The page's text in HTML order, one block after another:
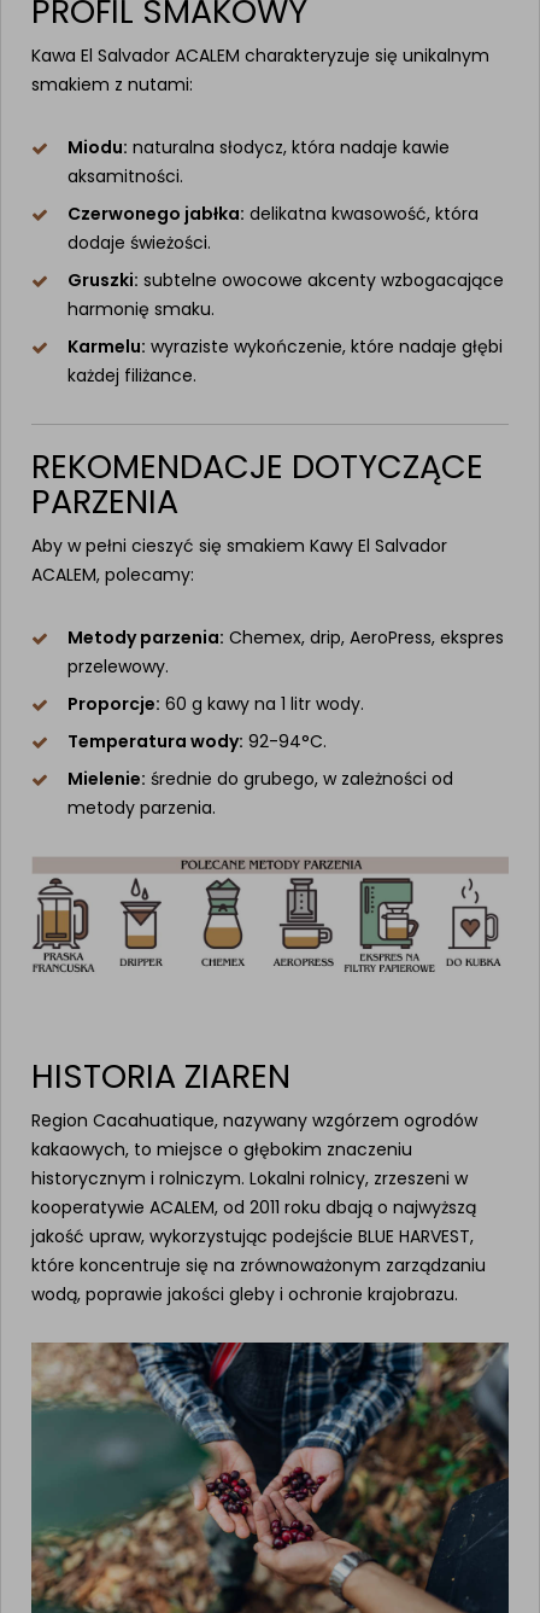
PROFIL SMAKOWY
Kawa El Salvador ACALEM charakteryzuje się unikalnym
smakiem z nutami:
Miodu: naturalna słodycz, która nadaje kawie
aksamitności.
Czerwonego jabłka: delikatna kwasowość, która
dodaje świeżości.
Gruszki: subtelne owocowe akcenty wzbogacające
harmonię smaku.
Karmelu: wyraziste wykończenie, które nadaje głębi
każdej filiżance.
REKOMENDACJE DOTYCZĄCE
PARZENIA
Aby w pełni cieszyć się smakiem Kawy El Salvador
ACALEM, polecamy:
Metody parzenia: Chemex, drip, AeroPress, ekspres
przelewowy.
Proporcje: 60 g kawy na 1 litr wody.
Temperatura wody: 92-94°C.
Mielenie: średnie do grubego, w zależności od
metody parzenia.
HISTORIA ZIAREN
Region Cacahuatique, nazywany wzgórzem ogrodów
kakaowych, to miejsce o głębokim znaczeniu
historycznym i rolniczym. Lokalni rolnicy, zrzeszeni w
kooperatywie ACALEM, od 2011 roku dbają o najwyższą
jakość upraw, wykorzystując podejście BLUE HARVEST,
które koncentruje się na zrównoważonym zarządzaniu
wodą, poprawie jakości gleby i ochronie krajobrazu.